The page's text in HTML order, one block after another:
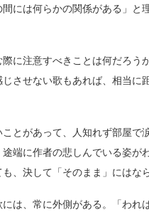
には何らかの関係がある」
に注意すべきことは何だろう
させない歌もあれば、相当
とがあって、人知れず部屋
端に作者の悲しんでいる姿
、決して「そのまま」にはな
は、常に外側がある。「われ